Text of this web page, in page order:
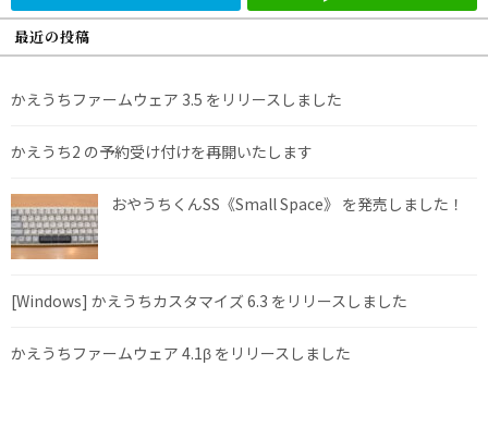
最近の投稿
かえうちファームウェア 3.5 をリリースしました
かえうち2 の予約受け付けを再開いたします
おやうちくんSS《Small Space》 を発売しました！
[Windows] かえうちカスタマイズ 6.3 をリリースしました
かえうちファームウェア 4.1β をリリースしました